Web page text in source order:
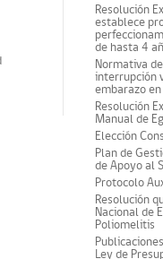
Resolución
establece
de hasta 4
Normativa
interrupción
embarazo
Resolución
Manual de
Elección
Plan de
de Apoyo al
Protocolo
Resolución
Nacional de
Poliomelitis
Ley de